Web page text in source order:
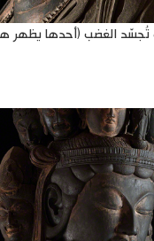
تُجسّد الغضب (أحدها يظهر